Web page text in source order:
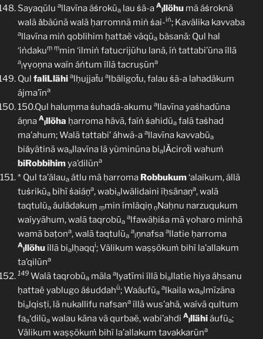
Sayaqūlu allavīna áṡrokūa lau ṡã-a A
lllöhu mã áṡroknā
walã ǎbãúnā walā ḥarromnā miṅ ṡai-iṅ; Kavälika kavvaba
allavīna miṅ qoblihim ḥattaë vāqūa bàsanā: Qul hal
‘iṅdakuṃ ṃmin ‘ilmiṅ fatucrijūhu lanã, íṅ tattabi’ūna íllā
a
lṿṿoṇna waín áṅtum íllā tacruṣūna
Qul faliLlähi alḥujjaẗu albäligoẗu, falau ṡã-a lahadäkum
ájma’īna
150.Qul haluṃma ṡuhadã-akumu allavīna yaṡhadūna
áṇna A
lllöha ḥarroma hävā, faíṅ ṡahidūa falā taṡhad
ma’ahum; Walā tattabi’ áhwã-a allavīna kavvabūa
biǎyätinā waallavīna lā yùminūna bialǍciroẗi wahuṁ
biRobbihimya’dilūna
* Qul ta’älaua átlu mā ḥarroma Robbukum‘alaikum, állā
tuṡrikūa bihï ṡaiáṇa, wabialwälidaini íḥsänaṇa, walā
taqtulũa áulädakuṃ ṃmin ímläqiṇ ṇNaḥnu narzuqukum
waíyyāhum, walā taqrobūa
alfawäḥiṡa mā ṿoharo minhā
wamā baṭona, walā taqtulūa
a
lṇnafsa allatie ḥarroma
A
lllöhuíllā bialḥaqqi; Välikum waṣṣökuṁ bihï la’allakum
ta’qilūna
149 Walā taqrobūa māla alyatīmi íllā biallatie hiya áḥsanu
ḥattaë yablugo áṡuddahü; Waáufūa
alkaila waalmīzāna
bialqisṭi, lā nukallifu nafsana íllā wus’ahā, waívā qultum
faa‘dilūa walau kāna vā qurbaë, wabi’ahdi A
lllähiáufūa;
Välikum waṣṣökuṁ bihï la’allakum tavakkarūna